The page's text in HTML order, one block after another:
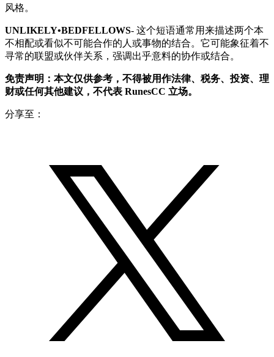
风格。
UNLIKELY•BEDFELLOWS- 这个短语通常用来描述两个本
不相配或看似不可能合作的人或事物的结合。它可能象征着不
寻常的联盟或伙伴关系，强调出乎意料的协作或结合。
免责声明：本文仅供参考，不得被用作法律、税务、投资、理
财或任何其他建议，不代表 RunesCC 立场。
分享至：